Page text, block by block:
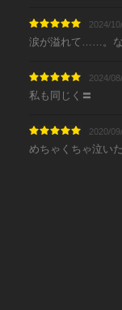
2024/
涙が溢れて……。
2024/
私も同じく〓
2020/
めちゃくちゃ泣いた